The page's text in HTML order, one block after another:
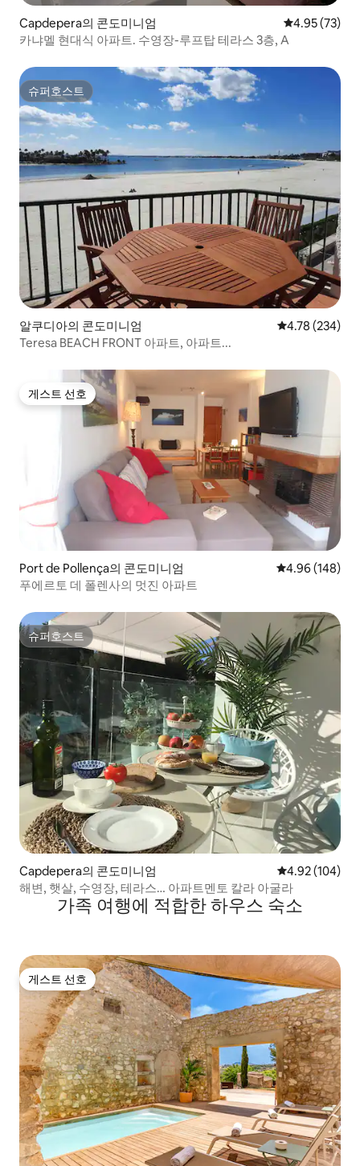
Capdepera의 콘도미니엄 평점 4.95점(5
4.95 (73)
카냐멜 현대식 아파트. 수영장-루프탑 테라스 3층, A
슈퍼호스트
슈퍼호스트
알쿠디아의 콘도미니엄 평점 4.78점(5
4.78 (234)
Teresa BEACH FRONT 아파트, 아파트...
게스트 선호
게스트 선호
Port de Pollença의 콘도미니엄 평점 4.96점(5
4.96 (148)
푸에르토 데 폴렌사의 멋진 아파트
슈퍼호스트
슈퍼호스트
Capdepera의 콘도미니엄 평점 4.92점(5
4.92 (104)
해변, 햇살, 수영장, 테라스… 아파트멘토 칼라 아굴라
가족 여행에 적합한 하우스 숙소
게스트 선호
게스트 선호